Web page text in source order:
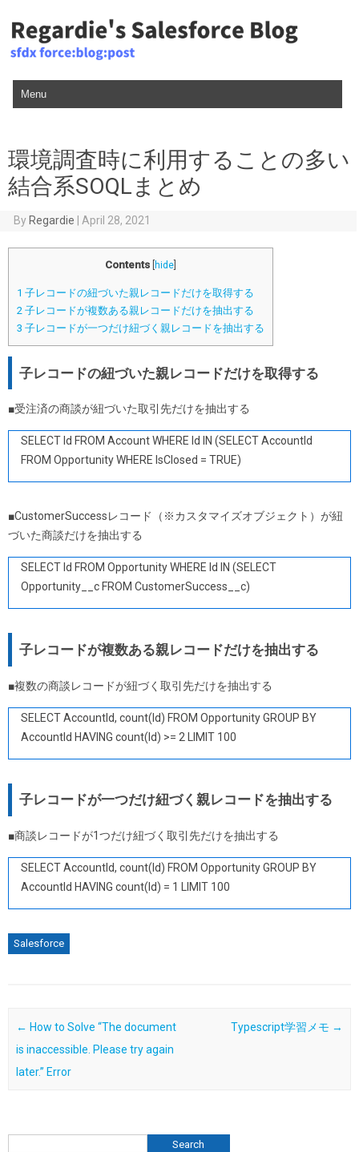
Skip to content
環境調査時に利用することの多い
結合系SOQLまとめ
ByRegardie | April 28, 2021
Contents hide
1 子レコードの紐づいた親レコードだけを取得する
2 子レコードが複数ある親レコードだけを抽出する
3 子レコードが一つだけ紐づく親レコードを抽出する
子レコードの紐づいた親レコードだけを取得する
■受注済の商談が紐づいた取引先だけを抽出する
SELECT Id FROM Account WHERE Id IN (SELECT AccountId
FROM Opportunity WHERE IsClosed = TRUE)
■CustomerSuccessレコード（※カスタマイズオブジェクト）が紐
づいた商談だけを抽出する
SELECT Id FROM Opportunity WHERE Id IN (SELECT
Opportunity__c FROM CustomerSuccess__c)
子レコードが複数ある親レコードだけを抽出する
■複数の商談レコードが紐づく取引先だけを抽出する
SELECT AccountId, count(Id) FROM Opportunity GROUP BY
AccountId HAVING count(Id) >= 2 LIMIT 100
子レコードが一つだけ紐づく親レコードを抽出する
■商談レコードが1つだけ紐づく取引先だけを抽出する
SELECT AccountId, count(Id) FROM Opportunity GROUP BY
AccountId HAVING count(Id) = 1 LIMIT 100
Salesforce
Post navigation
← How to Solve “The document
is inaccessible. Please try again
later.” Error
Typescript学習メモ →
検索
Search